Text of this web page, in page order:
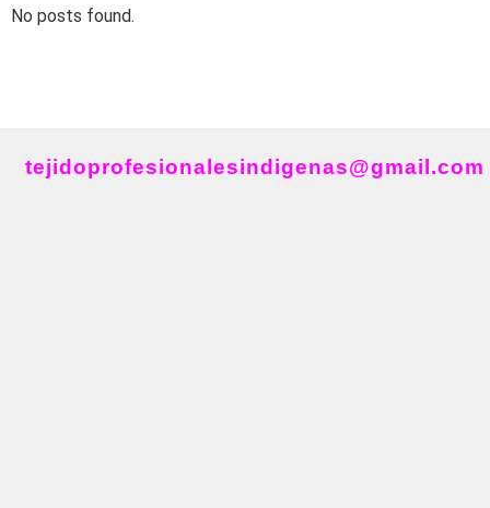
No posts found.
tejidoprofesionalesindigenas@gmail.com